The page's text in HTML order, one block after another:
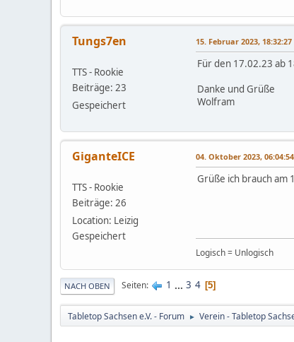
Tungs7en
TTS - Rookie
Beiträge: 23
Gespeichert
15. Februar 2023, 18:32:27
Für den 17.02.23 ab
Danke und Grüße
Wolfram
GiganteICE
TTS - Rookie
Beiträge: 26
Location: Leizig
Gespeichert
04. Oktober 2023, 06:04:54
Grüße ich brauch am
Logisch = Unlogisch
NACH OBEN Seiten 1 ... 3 4 5
Tabletop Sachsen e.V. - Forum ► Verein - Tabletop